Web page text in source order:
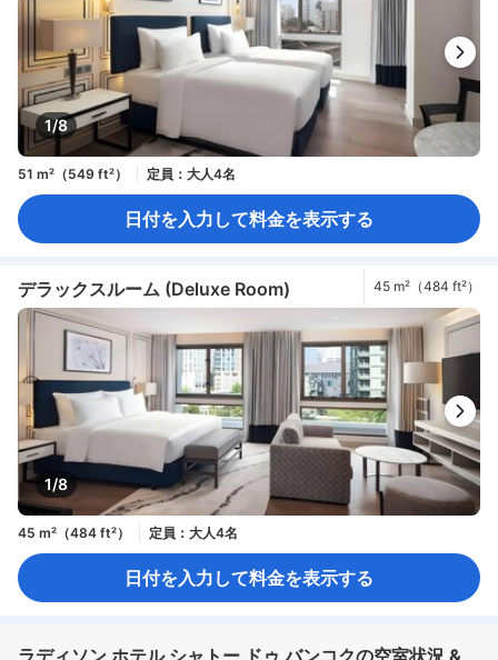
1/8
51 m²（549 ft²） 定員：大人4名
日付を入力して料金を表示する
デラックスルーム (Deluxe Room) 45 m²（484 ft²）
1/8
45 m²（484 ft²） 定員：大人4名
日付を入力して料金を表示する